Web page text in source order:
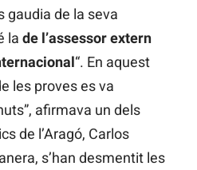
gaudia de la seva
la de l’assessor extern
“. En aquest
les proves es va
afirmava un dels
de l’Aragó, Carlos
s’han desmentit les